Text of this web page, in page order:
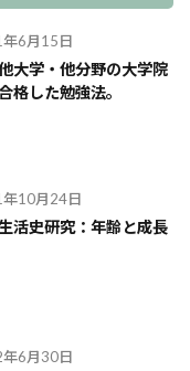
6月15日
大学・他分野の大学院
格した勉強法。
10月24日
活史研究：年齢と成長
6月30日